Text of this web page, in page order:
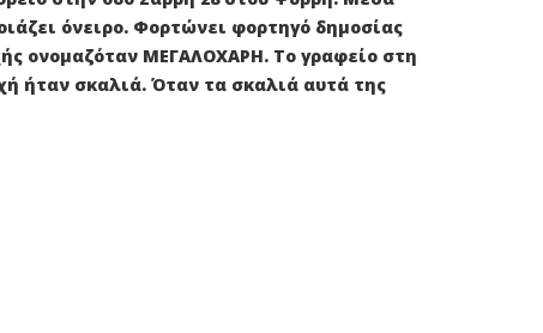
όνειρο. Φορτώνει φορτηγό δημοσίας
ονομαζόταν ΜΕΓΑΛΟΧΑΡΗ. Το γραφείο στη
ήταν σκαλιά. Όταν τα σκαλιά αυτά της